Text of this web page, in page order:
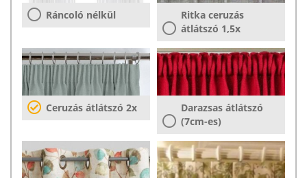
Ráncoló nélkül
Ritka ceruzás
átlátszó 1,5x
Ceruzás átlátszó 2x
Darazsas átlátszó
(7cm-es)